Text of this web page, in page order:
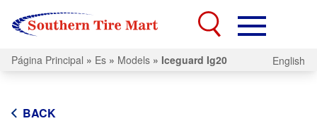
Página Principal » Es » Models » Iceguard Ig20 English
BACK